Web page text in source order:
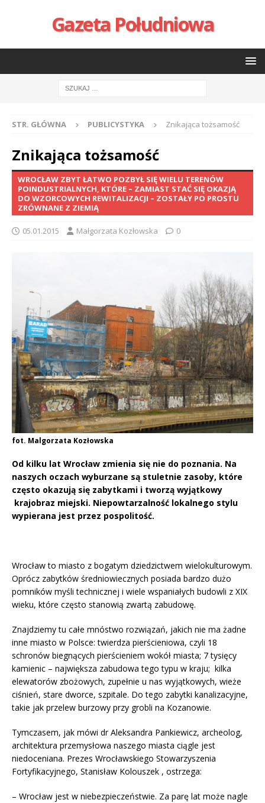
Gazeta Południowa
STR. GŁÓWNA PUBLICYSTYKA Znikająca tożsamość
Znikająca tożsamość
WROCŁAW ZBYT ŁATWO POZBYŁ SIĘ WIELU TERENÓW
POINDUSTRIALNYCH, KTÓRE – ZAMIAST STAĆ SIĘ OKAZJĄ
DO WZORCOWYCH REWITALIZACJI – ZOSTAŁY PO PROSTU
ZRÓWNANE Z ZIEMIĄ
05.01.2015 Małgorzata Kozłowska 0
fot. Malgorzata Kozłowska
Od kilku lat Wrocław zmienia się nie do poznania. Na
naszych oczach wyburzane są stuletnie zasoby, które
często okazują się zabytkami i tworzą wyjątkowy
krajobraz miejski. Niepowtarzalność lokalnego stylu
wypierana jest przez pospolitość.
Wrocław to miasto z bogatym dziedzictwem wielokulturowym.
Oprócz zabytków średniowiecznych posiada bardzo dużo
pomników myśli technicznej i wiele wspaniałych budowli z XIX
wieku, które często stanowią zwartą zabudowę.
Znajdziemy tu całe mnóstwo rozwiązań, jakich nie ma żadne
inne miasto w Polsce: twierdza pierścieniowa, czyli 18
schronów biegnących pierścieniem wokół miasta; 7 tysięcy
kamienic – największa zabudowa tego typu w kraju; kilka
elewatorów zbożowych, zupełnie u nas wyjątkowych, wieże
ciśnień, stare dworce, szpitale. Do tego zabytki kanalizacyjne,
takie jak przelew burzowy przy grobli na Kozanowie.
Tymczasem, jak mówi dr Aleksandra Pankiewicz, archeolog,
architektura przemysłowa naszego miasta ciągle jest
niedoceniana. Prezes Wrocławskiego Stowarzyszenia
Fortyfikacyjnego, Stanisław Kolouszek , ostrzega:
– Wrocław jest w niebezpieczeństwie. Za parę lat może nagle